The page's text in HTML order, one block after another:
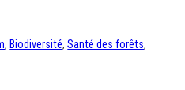
, Biodiversité, Santé des forêts